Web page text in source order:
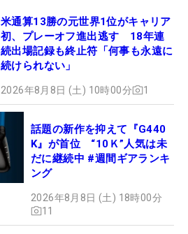
米通算13勝の元世界1位がキャリア
初、プレーオフ進出逃す 18年連
続出場記録も終止符「何事も永遠に
続けられない」
2026年8月8日 (土) 10時00分 1
話題の新作を抑えて『G440
K』が首位 “10Ｋ”人気は未
だに継続中 #週間ギアランキ
ング
2026年8月8日 (土) 18時00分
11